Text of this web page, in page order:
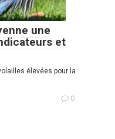
une
et
élevées pour la
0